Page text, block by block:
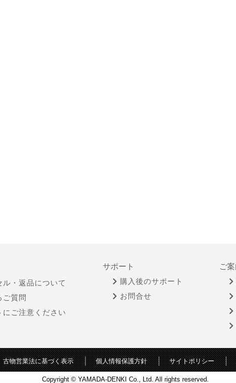
ル・返品について
ご質問
にご注意ください
サポート
購入後のサポート
お問合せ
ご
古物営業法に基づく表示 個人情報保護方針 サイトポリシー
Copyright © YAMADA-DENKI Co., Ltd. All rights reserved.